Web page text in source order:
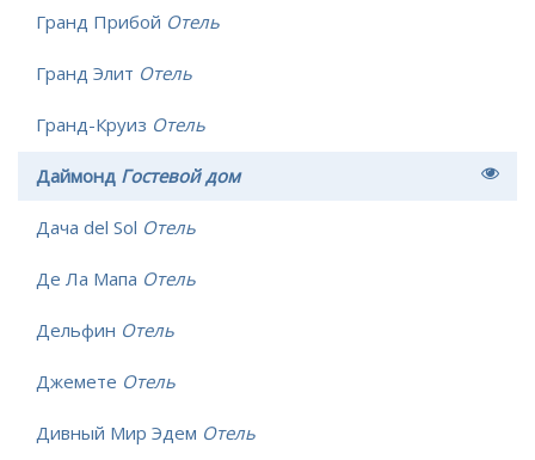
Гранд Прибой Отель
Гранд Элит Отель
Гранд-Круиз Отель
Даймонд Гостевой дом
Дача del Sol Отель
Де Ла Мапа Отель
Дельфин Отель
Джемете Отель
Дивный Мир Эдем Отель